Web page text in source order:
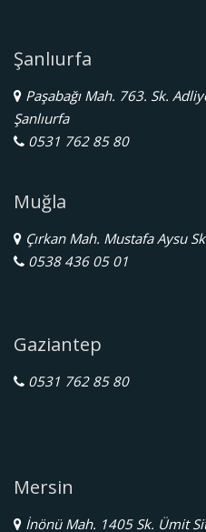
Şanlıurfa
Paşabağı Mah. 763. Sk.
Şanlıurfa
0531 762 85 80
Muğla
Çırkan Mah. Mustafa Aysu
0538 436 05 01
Gaziantep
0531 762 85 80
Mersin
İnönü Mah. 1405 Sk. Ümit